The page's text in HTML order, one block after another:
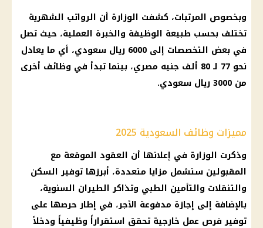
وبخصوص المرتبات، كشفت الوزارة أن الرواتب الشهرية
تختلف بحسب طبيعة الوظيفة والخبرة العملية، حيث تصل
في بعض التخصصات إلى 6000
ريال سعودي، أي ما يعادل
نحو 77 لـ 80 ألف
جنيه مصري، بينما تبدأ في وظائف أخرى
من 3000
ريال سعودي.
مميزات وظائف السعودية 2025
وذكرت الوزارة في إعلانها أن العقود الموقعة مع
المقبولين ستشمل مزايا متعددة، أبرزها توفير السكن
والتنقلات والتأمين الطبي وتذاكر الطيران السنوية،
بالإضافة إلى إجازة مدفوعة الأجر، في إطار حرصها على
توفيرفرص عمل خارجية تحقق استقراراً وظيفياً ودخلاً